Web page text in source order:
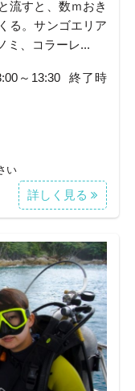
流すと、数ｍおき
る。サンゴエリア
ミ、コラーレ...
～13:30 終了時
い
詳しく見る